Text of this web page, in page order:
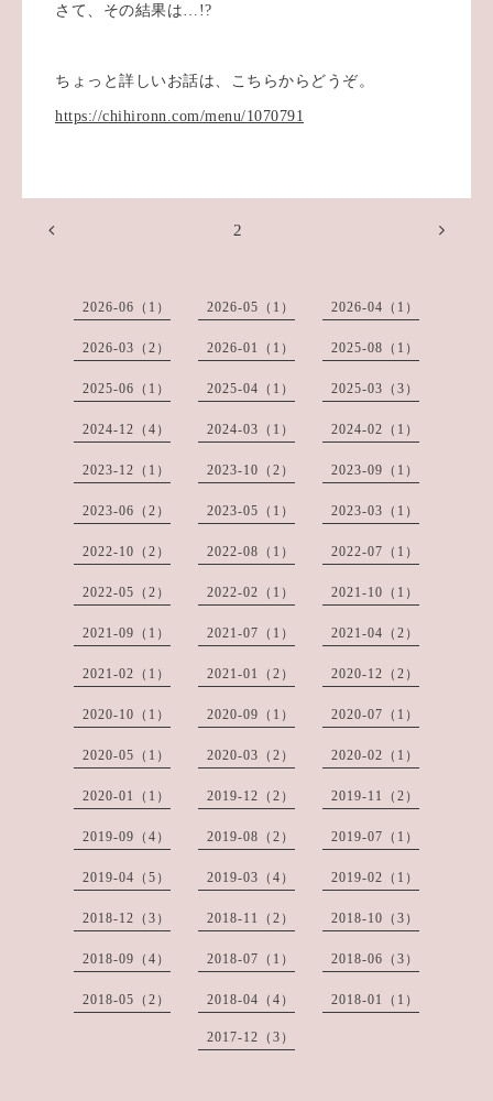
さて、その結果は…!?
ちょっと詳しいお話は、こちらからどうぞ。
https://chihironn.com/menu/1070791
2
2026-06（1） 2026-05（1） 2026-04（1）
2026-03（2） 2026-01（1） 2025-08（1）
2025-06（1） 2025-04（1） 2025-03（3）
2024-12（4） 2024-03（1） 2024-02（1）
2023-12（1） 2023-10（2） 2023-09（1）
2023-06（2） 2023-05（1） 2023-03（1）
2022-10（2） 2022-08（1） 2022-07（1）
2022-05（2） 2022-02（1） 2021-10（1）
2021-09（1） 2021-07（1） 2021-04（2）
2021-02（1） 2021-01（2） 2020-12（2）
2020-10（1） 2020-09（1） 2020-07（1）
2020-05（1） 2020-03（2） 2020-02（1）
2020-01（1） 2019-12（2） 2019-11（2）
2019-09（4） 2019-08（2） 2019-07（1）
2019-04（5） 2019-03（4） 2019-02（1）
2018-12（3） 2018-11（2） 2018-10（3）
2018-09（4） 2018-07（1） 2018-06（3）
2018-05（2） 2018-04（4） 2018-01（1）
2017-12（3）